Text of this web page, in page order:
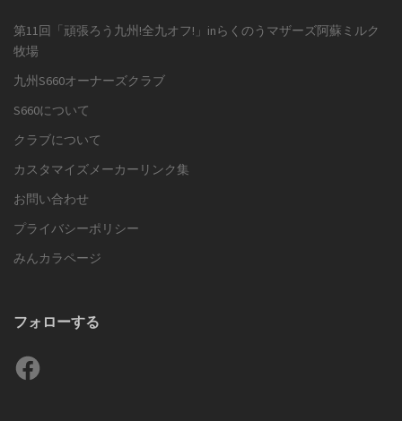
第11回「頑張ろう九州!全九オフ!」inらくのうマザーズ阿蘇ミルク
牧場
九州S660オーナーズクラブ
S660について
クラブについて
カスタマイズメーカーリンク集
お問い合わせ
プライバシーポリシー
みんカラページ
フォローする
Facebook